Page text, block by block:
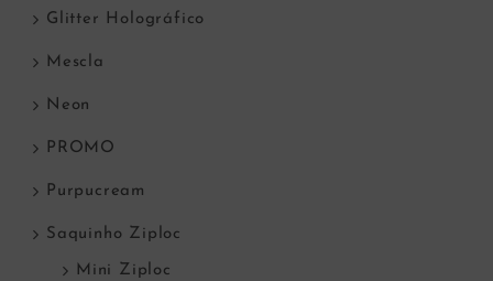
Glitter Holográfico
Mescla
Neon
PROMO
Purpucream
Saquinho Ziploc
Mini Ziploc